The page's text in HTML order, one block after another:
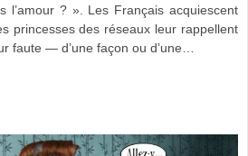
l’amour ? ». Les Français acquiescent
princesses des réseaux leur rappellent
faute — d’une façon ou d’une…